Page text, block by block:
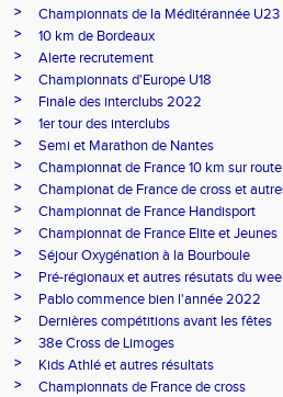
>
Championnats de la Méditérannée U23
>
10 km de Bordeaux
>
Alerte recrutement
>
Championnats d'Europe U18
>
Finale des interclubs 2022
>
1er tour des interclubs
>
Semi et Marathon de Nantes
>
Championnat de France 10 km sur route
>
Championat de France de cross et
>
Championnat de France Handisport
>
Championnat de France Elite et Jeunes
>
Séjour Oxygénation à la Bourboule
>
Pré-régionaux et autres résutats du
>
Pablo commence bien l'année 2022
>
Dernières compétitions avant les fêtes
>
38e Cross de Limoges
>
Kids Athlé et autres résultats
>
Championnats de France de cross